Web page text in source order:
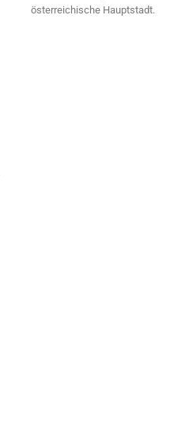
österreichische Hauptstadt.